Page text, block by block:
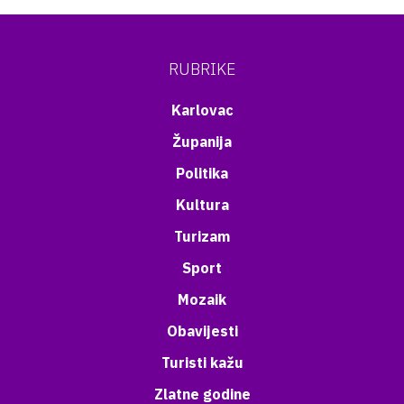
RUBRIKE
Karlovac
Županija
Politika
Kultura
Turizam
Sport
Mozaik
Obavijesti
Turisti kažu
Zlatne godine